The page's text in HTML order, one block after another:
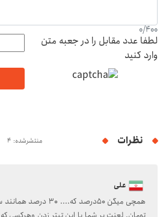
0/400
لطفا عدد مقابل را در جعبه متن
وارد کنید
نظرات منتشرشده: 4
علی